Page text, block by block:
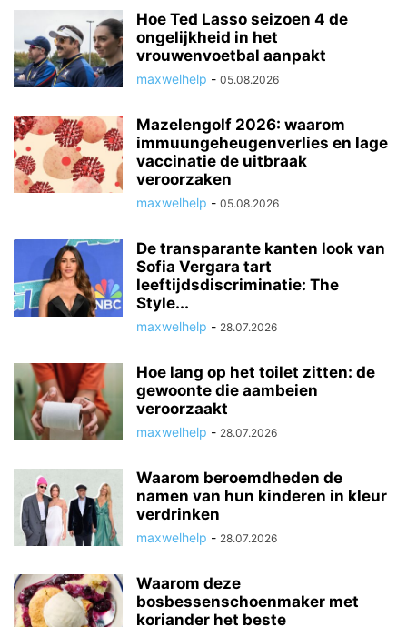
Hoe Ted Lasso seizoen 4 de
ongelijkheid in het
vrouwenvoetbal aanpakt
maxwelhelp - 05.08.2026
Mazelengolf 2026: waarom
immuungeheugenverlies en lage
vaccinatie de uitbraak
veroorzaken
maxwelhelp - 05.08.2026
De transparante kanten look van
Sofia Vergara tart
leeftijdsdiscriminatie: The
Style...
maxwelhelp - 28.07.2026
Hoe lang op het toilet zitten: de
gewoonte die aambeien
veroorzaakt
maxwelhelp - 28.07.2026
Waarom beroemdheden de
namen van hun kinderen in kleur
verdrinken
maxwelhelp - 28.07.2026
Waarom deze
bosbessenschoenmaker met
koriander het beste